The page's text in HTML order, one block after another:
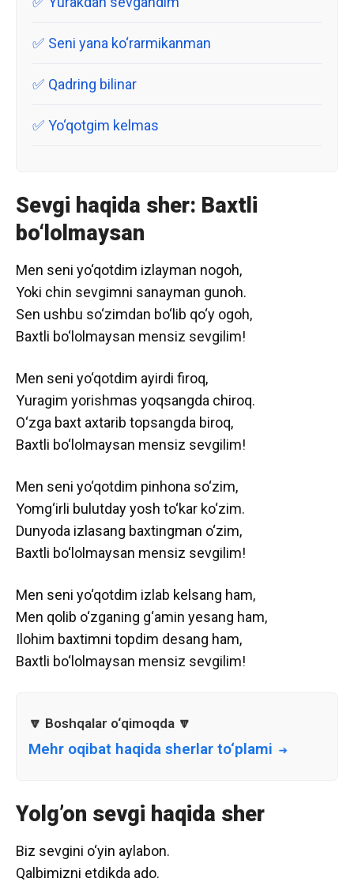
Seni yana ko‘rarmikanman
Qadring bilinar
Yo‘qotgim kelmas
Sevgi haqida sher: Baxtli
bo‘lolmaysan
Men seni yo‘qotdim izlayman nogoh,
Yoki chin sevgimni sanayman gunoh.
Sen ushbu so‘zimdan bo‘lib qo‘y ogoh,
Baxtli bo‘lolmaysan mensiz sevgilim!
Men seni yo‘qotdim ayirdi firoq,
Yuragim yorishmas yoqsangda chiroq.
O‘zga baxt axtarib topsangda biroq,
Baxtli bo‘lolmaysan mensiz sevgilim!
Men seni yo‘qotdim pinhona so‘zim,
Yomg‘irli bulutday yosh to‘kar ko‘zim.
Dunyoda izlasang baxtingman o‘zim,
Baxtli bo‘lolmaysan mensiz sevgilim!
Men seni yo‘qotdim izlab kelsang ham,
Men qolib o‘zganing g‘amin yesang ham,
Ilohim baxtimni topdim desang ham,
Baxtli bo‘lolmaysan mensiz sevgilim!
Mehr oqibat haqida sherlar to‘plami
Yolg’on sevgi haqida sher
Biz sevgini o‘yin aylabon.
Qalbimizni etdikda ado.